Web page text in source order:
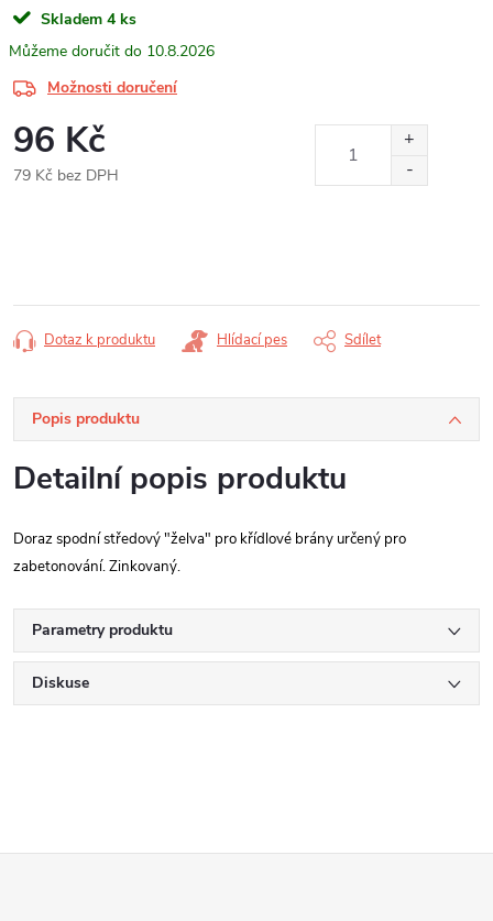
Skladem 4 ks
10.8.2026
Možnosti doručení
96 Kč
79 Kč bez DPH
Dotaz k produktu Hlídací pes Sdílet
Popis produktu
Detailní popis produktu
Doraz spodní středový "želva" pro křídlové brány určený pro
zabetonování. Zinkovaný.
Parametry produktu
Diskuse